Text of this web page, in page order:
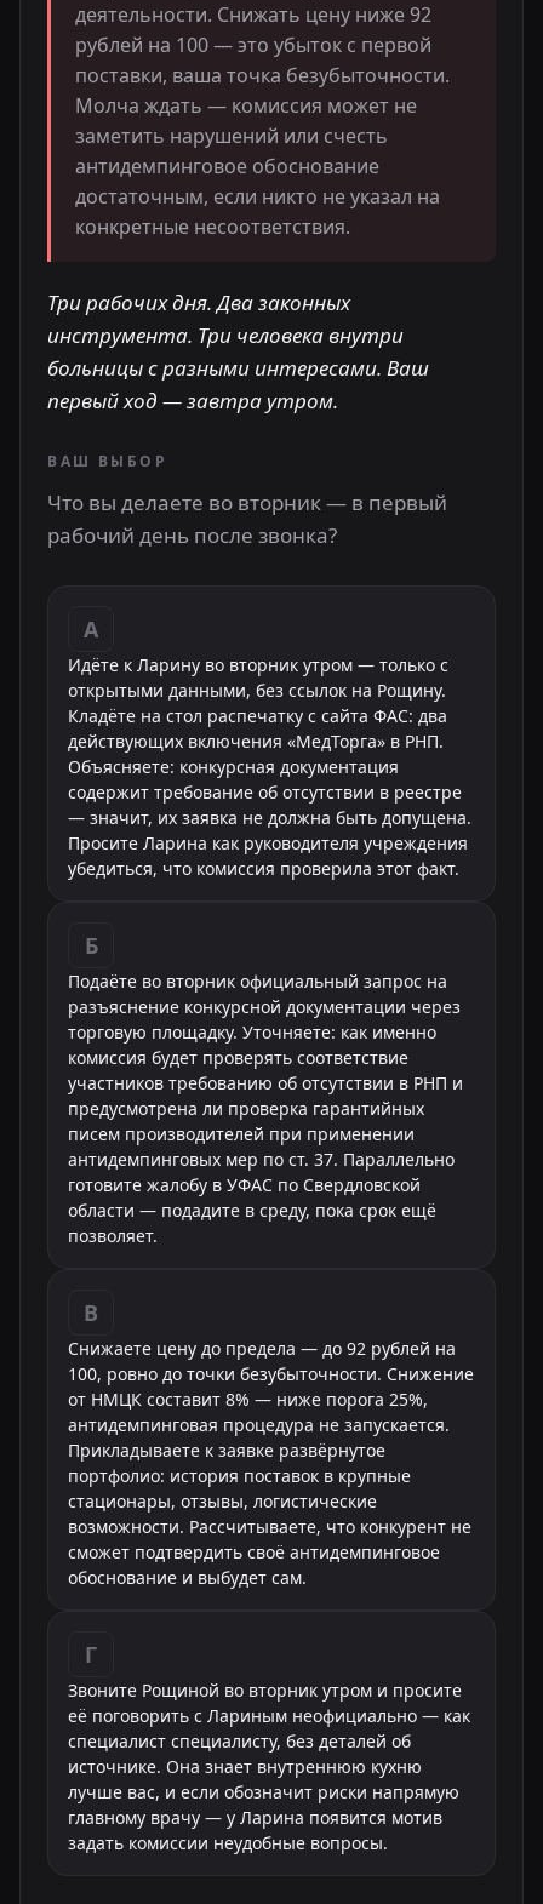
деятельности. Снижать цену ниже 92
рублей на 100 — это убыток с первой
поставки, ваша точка безубыточности.
Молча ждать — комиссия может не
заметить нарушений или счесть
антидемпинговое обоснование
достаточным, если никто не указал на
конкретные несоответствия.
Три рабочих дня. Два законных
инструмента. Три человека внутри
больницы с разными интересами. Ваш
первый ход — завтра утром.
ВАШ ВЫБОР
Что вы делаете во вторник — в первый
рабочий день после звонка?
А
Идёте к Ларину во вторник утром — только с
открытыми данными, без ссылок на Рощину.
Кладёте на стол распечатку с сайта ФАС: два
действующих включения «МедТорга» в РНП.
Объясняете: конкурсная документация
содержит требование об отсутствии в реестре
— значит, их заявка не должна быть допущена.
Просите Ларина как руководителя учреждения
убедиться, что комиссия проверила этот факт.
Б
Подаёте во вторник официальный запрос на
разъяснение конкурсной документации через
торговую площадку. Уточняете: как именно
комиссия будет проверять соответствие
участников требованию об отсутствии в РНП и
предусмотрена ли проверка гарантийных
писем производителей при применении
антидемпинговых мер по ст. 37. Параллельно
готовите жалобу в УФАС по Свердловской
области — подадите в среду, пока срок ещё
позволяет.
В
Снижаете цену до предела — до 92 рублей на
100, ровно до точки безубыточности. Снижение
от НМЦК составит 8% — ниже порога 25%,
антидемпинговая процедура не запускается.
Прикладываете к заявке развёрнутое
портфолио: история поставок в крупные
стационары, отзывы, логистические
возможности. Рассчитываете, что конкурент не
сможет подтвердить своё антидемпинговое
обоснование и выбудет сам.
Г
Звоните Рощиной во вторник утром и просите
её поговорить с Лариным неофициально — как
специалист специалисту, без деталей об
источнике. Она знает внутреннюю кухню
лучше вас, и если обозначит риски напрямую
главному врачу — у Ларина появится мотив
задать комиссии неудобные вопросы.